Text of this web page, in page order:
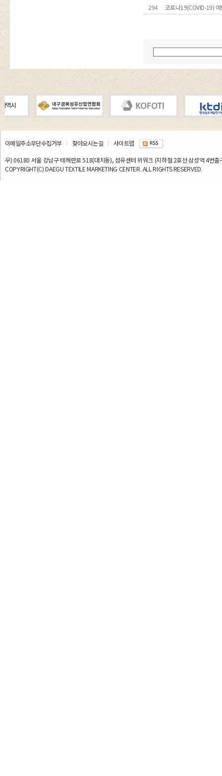
294
코로나19(COVID-19) 예
이메일주소무단수집거부 찾아오시는길
사이트맵
우) 06180 서울 강남구 테헤란로 518(대치동), 섬유센터 위워크 (지하철 2호선 삼성역 4번
COPYRIGHT(C) DAEGU TEXTILE MARKETING CENTER. ALL RIGHTS RESERVED.